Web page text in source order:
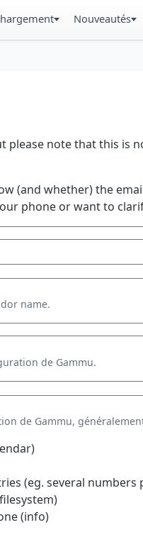
Nouveautés
note that this is
(and whether) the
phone or want to
name.
de Gammu.
de Gammu,
(eg. several
(info)